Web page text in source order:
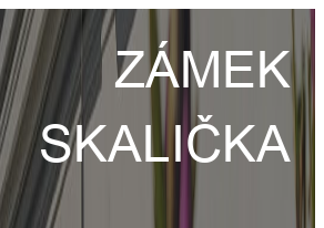
ZÁMEK
SKALIČKA